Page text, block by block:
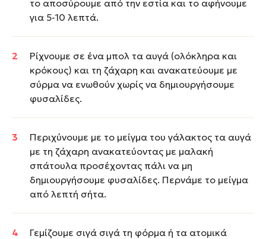
το αποσύρουμε από την εστία και το αφήνουμε
για 5-10 λεπτά.
Ρίχνουμε σε ένα μπολ τα αυγά (ολόκληρα και
κρόκους) και τη ζάχαρη και ανακατεύουμε με
σύρμα να ενωθούν χωρίς να δημιουργήσουμε
φυσαλίδες.
Περιχύνουμε με το μείγμα του γάλακτος τα αυγά
με τη ζάχαρη ανακατεύοντας με μαλακή
σπάτουλα προσέχοντας πάλι να μη
δημιουργήσουμε φυσαλίδες. Περνάμε το μείγμα
από λεπτή σήτα.
Γεμίζουμε σιγά σιγά τη φόρμα ή τα ατομικά